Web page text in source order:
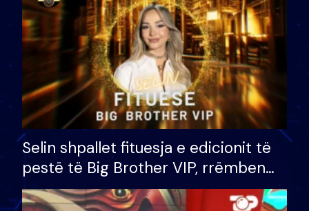
Selin shpallet fituesja e edicionit të
pestë të Big Brother VIP, rrëmben
çmimin e madh prej 100 mijë eurosh